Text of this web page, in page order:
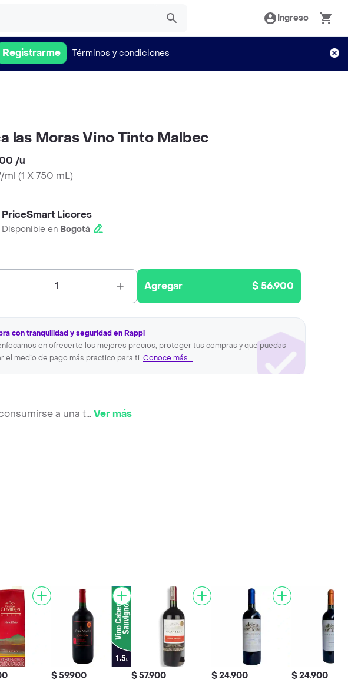
Ingreso
Registrarme Términos y condiciones
las Moras Vino Tinto Malbec
/u
ml (1 X 750 mL)
PriceSmart Licores
Disponible en Bogotá
1 Agregar $ 56.900
con tranquilidad y seguridad en Rappi
en ofrecerte los mejores precios, proteger tus compras y que puedas
el medio de pago más practico para ti. Conoce más...
a una t...Ver más
$ 59.900 $ 57.900 $ 24.900 $ 24.900